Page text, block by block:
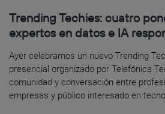
Trending Techies: cuatro
expertos en datos e IA
Ayer celebramos un nuevo Trending
presencial organizado por Telefónica
comunidad y conversación entre
empresas y público interesado en